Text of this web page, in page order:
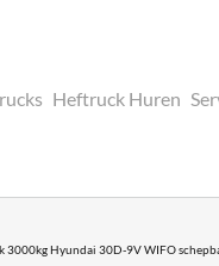
Heftruck Huren
Hyundai 30D-9V WIFO